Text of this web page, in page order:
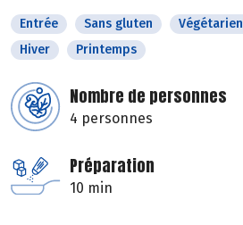
Entrée Sans gluten Végétarien
Hiver
Printemps
Nombre de personnes
4 personnes
Préparation
10 min